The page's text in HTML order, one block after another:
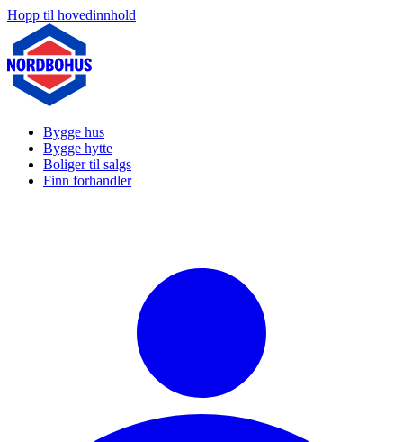
Hopp til hovedinnhold
Bygge hus
Bygge hytte
Boliger til salgs
Finn forhandler